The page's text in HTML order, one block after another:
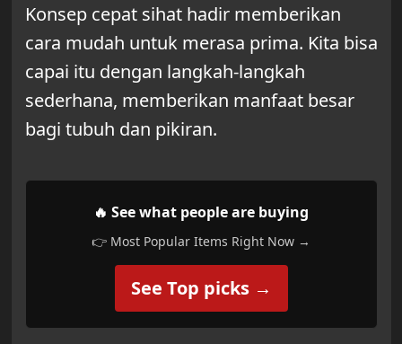
Konsep cepat sihat hadir memberikan
cara mudah untuk merasa prima. Kita bisa
capai itu dengan langkah-langkah
sederhana, memberikan manfaat besar
bagi tubuh dan pikiran.
🔥 See what people are buying
👉 Most Popular Items Right Now →
See Top picks →